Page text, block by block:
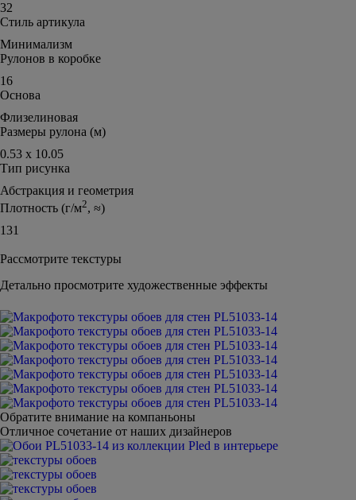
32
Стиль артикула
Минимализм
Рулонов в коробке
16
Основа
Флизелиновая
Размеры рулона (м)
0.53 х 10.05
Тип рисунка
Абстракция и геометрия
Плотность (г/м2, ≈)
131
Рассмотрите текстуры
Детально просмотрите художественные эффекты
Обратите внимание на компаньоны
Отличное сочетание от наших дизайнеров